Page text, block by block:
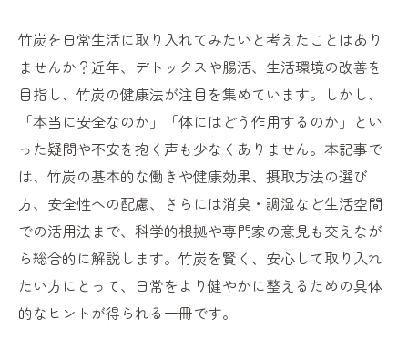
竹炭を日常生活に取り入れてみたいと考えたことはあり
ませんか？近年、デトックスや腸活、生活環境の改善を
目指し、竹炭の健康法が注目を集めています。しかし、
「本当に安全なのか」「体にはどう作用するのか」とい
った疑問や不安を抱く声も少なくありません。本記事で
は、竹炭の基本的な働きや健康効果、摂取方法の選び
方、安全性への配慮、さらには消臭・調湿など生活空間
での活用法まで、科学的根拠や専門家の意見も交えなが
ら総合的に解説します。竹炭を賢く、安心して取り入れ
たい方にとって、日常をより健やかに整えるための具体
的なヒントが得られる一冊です。